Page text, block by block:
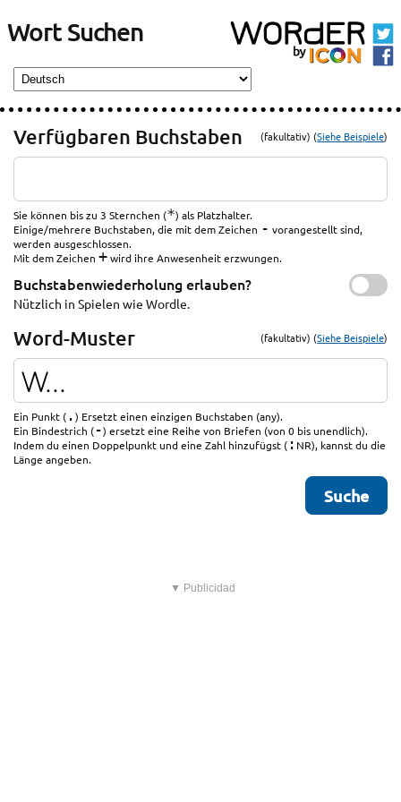
Wort Suchen
Verfügbaren Buchstaben (fakultativ) (Siehe Beispiele)
Sie können bis zu 3 Sternchen (*) als Platzhalter.
Einige/mehrere Buchstaben, die mit dem Zeichen - vorangestellt sind,
werden ausgeschlossen.
Mit dem Zeichen +wird ihre Anwesenheit erzwungen.
Buchstabenwiederholung erlauben?
Nützlich in Spielen wie Wordle.
Word-Muster (fakultativ) (Siehe Beispiele)
Ein Punkt (.) Ersetzt einen einzigen Buchstaben (any).
Ein Bindestrich (-) ersetzt eine Reihe von Briefen (von 0 bis unendlich).
Indem du einen Doppelpunkt und eine Zahl hinzufügst (: NR), kannst du die
Länge angeben.
▼ Publicidad